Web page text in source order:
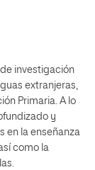
investigación
extranjeras,
Primaria. A lo
y
en la enseñanza
como la